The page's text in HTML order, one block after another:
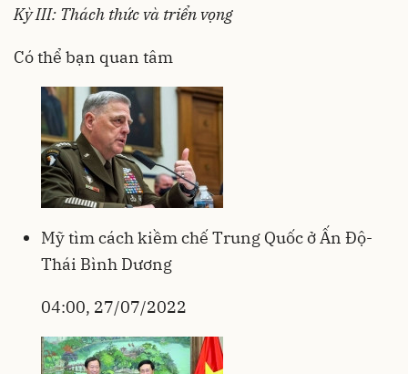
Kỳ III: Thách thức và triển vọng
Có thể bạn quan tâm
Mỹ tìm cách kiềm chế Trung Quốc ở Ấn Độ-
Thái Bình Dương
04:00, 27/07/2022